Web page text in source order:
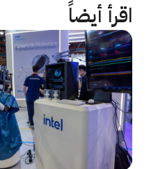
اقرأ أيضاً